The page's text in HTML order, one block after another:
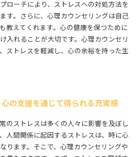
ローチにより、ストレスへの対処方法を
す。さらに、心理カウンセリングは自己
教えてくれます。心の健康を保つために
入れることが大切です。心理カウンセリ
ストレスを軽減し、心の余裕を持った生
の支援を通じて得られる充実感
のストレスは多くの人々に影響を及ぼし
人間関係に起因するストレスは、時に心
ります。そこで、心理カウンセリングや